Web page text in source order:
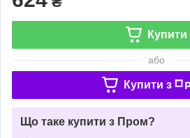
Купити
або
Купити з
Що таке купити з Пром?